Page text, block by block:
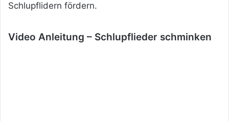
Schlupflidern fördern.
Video Anleitung – Schlupflieder schminken